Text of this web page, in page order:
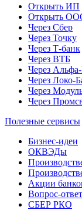
Открыть ИП
Открыть
Через Сбер
Через Точку
Через Т-банк
Через ВТБ
Через
Через Локо-
Через
Через
Полезные сервисы
Бизнес-идеи
ОКВЭДы
Акции
Вопрос-ответ
СБЕР РКО